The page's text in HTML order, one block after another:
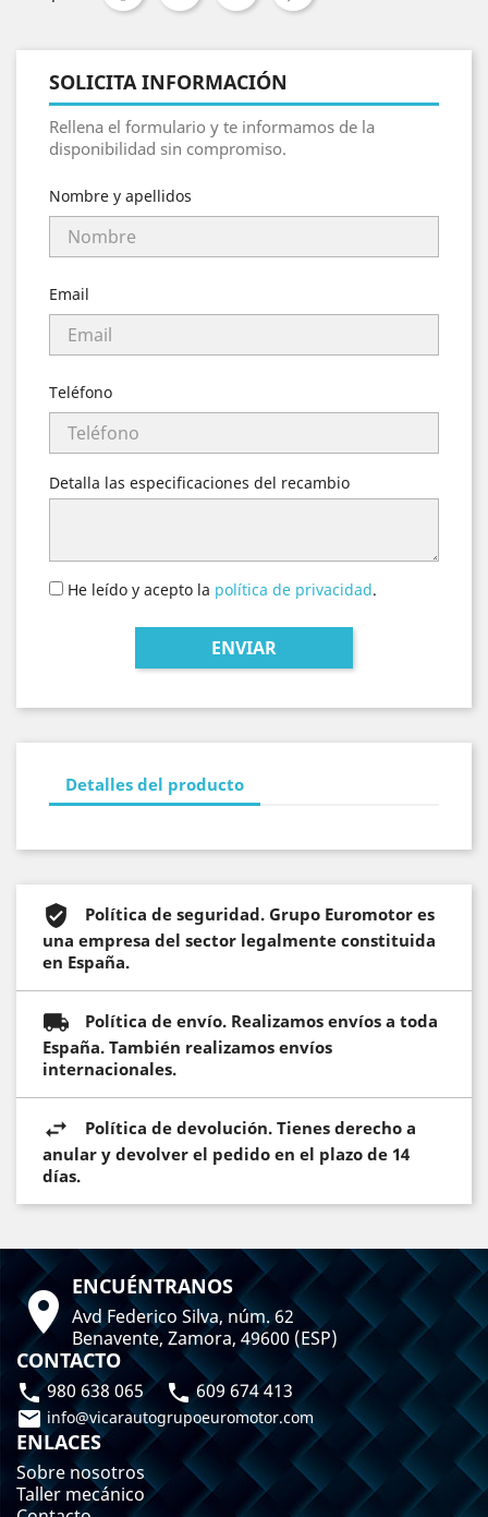
SOLICITA INFORMACIÓN
Rellena el formulario y te informamos de la
disponibilidad sin compromiso.
Nombre y apellidos
Email
Teléfono
Detalla las especificaciones del recambio
He leído y acepto la política de privacidad.
Detalles del producto
Política de seguridad. Grupo Euromotor es
una empresa del sector legalmente constituida
en España.
Política de envío. Realizamos envíos a toda
España. También realizamos envíos
internacionales.
Política de devolución. Tienes derecho a
anular y devolver el pedido en el plazo de 14
días.
 ENCUÉNTRANOS
Avd Federico Silva, núm. 62
Benavente, Zamora, 49600 (ESP)
CONTACTO
980 638 065  609 674 413
 info@vicarautogrupoeuromotor.com
ENLACES
Sobre nosotros
Taller mecánico